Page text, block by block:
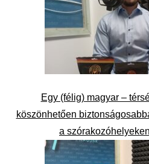
Egy (félig) magyar –
köszönhetően
a